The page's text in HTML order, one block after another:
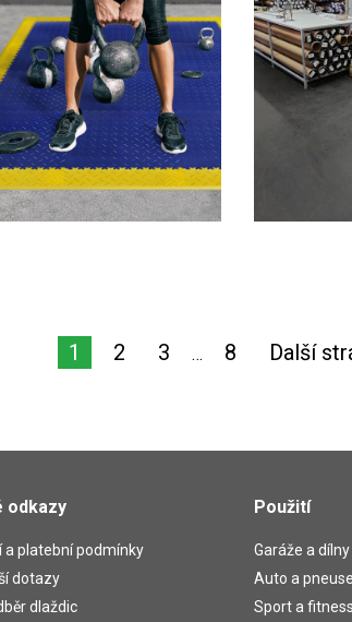
1 2 3 … 8 Další
odkazy
a platební podmínky
dotazy
dlaždic
Použití
Garáže a dílny
Auto a
Sport a fitness